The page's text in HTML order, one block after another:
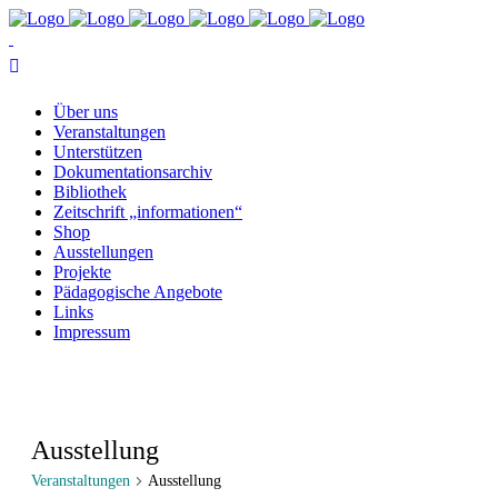
Über uns
Ver­an­stal­tun­gen
Un­ter­stüt­zen
Do­ku­men­ta­ti­ons­ar­chiv
Bi­blio­thek
Zeit­schrift „in­for­ma­tio­nen“
Shop
Aus­stel­lun­gen
Pro­jek­te
Päd­ago­gi­sche Angebote
Links
Im­pres­sum
Ausstellung
Veranstaltungen Ausstellung